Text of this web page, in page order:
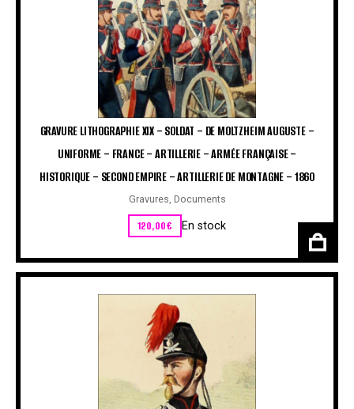
GRAVURE LITHOGRAPHIE XIX – SOLDAT – DE MOLTZHEIM AUGUSTE –
UNIFORME – FRANCE – ARTILLERIE – ARMÉE FRANÇAISE –
HISTORIQUE – SECOND EMPIRE – ARTILLERIE DE MONTAGNE – 1860
Gravures, Documents
120,00€ En stock